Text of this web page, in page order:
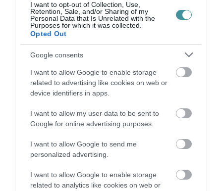
I want to opt-out of Collection, Use,
Retention, Sale, and/or Sharing of my
Personal Data that Is Unrelated with the
Purposes for which it was collected.
Opted Out
Google consents
I want to allow Google to enable storage
related to advertising like cookies on web or
device identifiers in apps.
I want to allow my user data to be sent to
Google for online advertising purposes.
I want to allow Google to send me
personalized advertising.
I want to allow Google to enable storage
related to analytics like cookies on web or
Legfrissebb híreink
KIHÍVÁSOK A KARRIER KE...
2026. augusztus 09
FELADAT JÖHET AZ ALSÓ ...
2026. augusztus 08|Mindenki ügye